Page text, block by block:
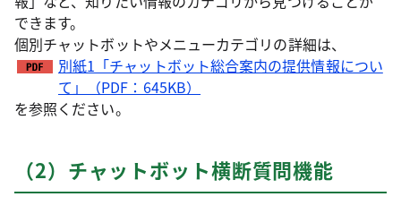
できます。
個別チャットボットやメニューカテゴリの詳細は、
別紙1「チャットボット総合案内の提供情報につい
て」（PDF：645KB）
を参照ください。
（2）チャットボット横断質問機能